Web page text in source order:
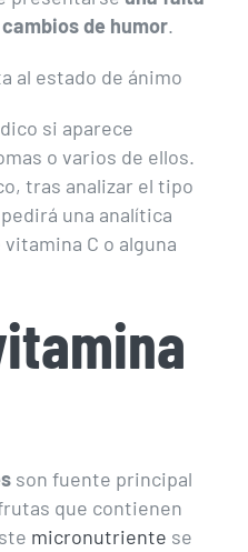
de humor.
si aparece
o varios de ellos.
tras analizar el tipo
una analítica
C o alguna
son fuente principal
que contienen
micronutriente se